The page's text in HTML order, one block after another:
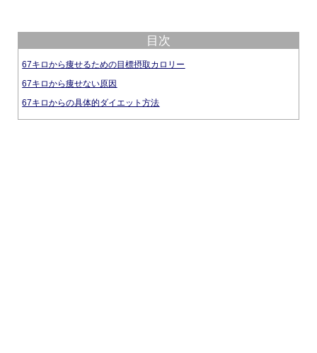
目次
67キロから痩せるための目標摂取カロリー
67キロから痩せない原因
67キロからの具体的ダイエット方法